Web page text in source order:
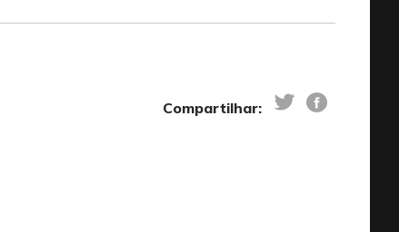
Compartilhar: